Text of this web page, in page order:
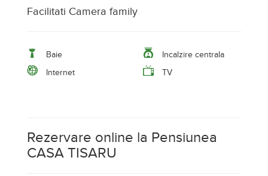
Facilitati Camera family
Baie
Incalzire centrala
Internet
TV
Rezervare online la Pensiunea
CASA TISARU